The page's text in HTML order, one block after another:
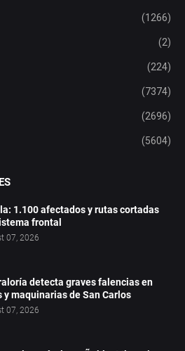
(1266)
(2)
(224)
(7374)
(2696)
(5604)
1.100 afectados y rutas cortadas
frontal
07, 2026
detecta graves falencias en
y maquinarias de San Carlos
07, 2026